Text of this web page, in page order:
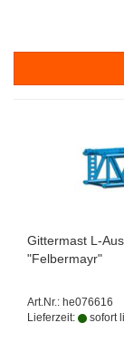
Gittermast L-
"Felbermayr"
Art.Nr.: he076616
Lieferzeit:
sofort